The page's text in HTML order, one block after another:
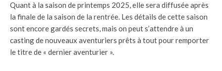
Quant à la saison de printemps 2025, elle sera diffusée après
la finale de la saison de la rentrée. Les détails de cette saison
sont encore gardés secrets, mais on peut s’attendre à un
casting de nouveaux aventuriers prêts à tout pour remporter
le titre de « dernier aventurier ».